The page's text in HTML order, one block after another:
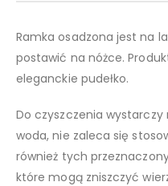
Ramka osadzona jest na
postawić na nóżce.
eleganckie pudełko.
Do czyszczenia wystarczy
woda, nie zaleca się
również tych
które mogą zniszczyć